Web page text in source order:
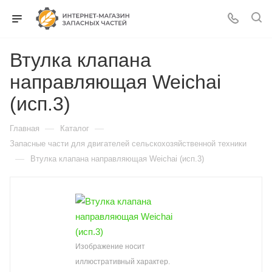
Втулка клапана
направляющая Weichai
(исп.3)
Главная — Каталог —
Запасные части для двигателей сельскохозяйственной техники
— Втулка клапана направляющая Weichai (исп.3)
Изображение носит
иллюстративный характер.